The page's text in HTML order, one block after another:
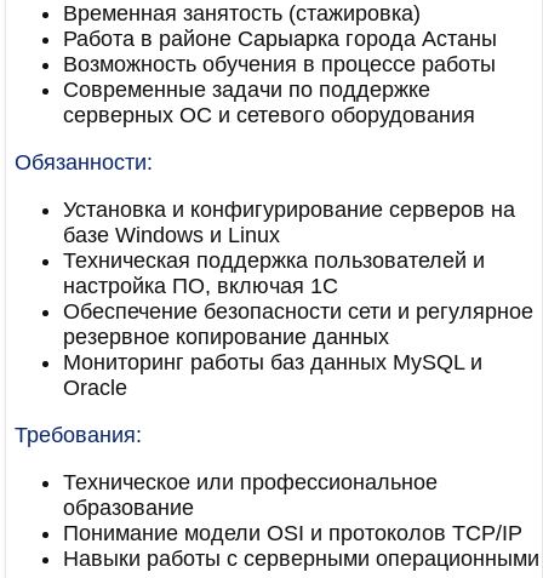
Временная занятость (стажировка)
Работа в районе Сарыарка города Астаны
Возможность обучения в процессе работы
Современные задачи по поддержке
серверных ОС и сетевого оборудования
Обязанности:
Установка и конфигурирование серверов на
базе Windows и Linux
Техническая поддержка пользователей и
настройка ПО, включая 1С
Обеспечение безопасности сети и регулярное
резервное копирование данных
Мониторинг работы баз данных MySQL и
Oracle
Требования:
Техническое или профессиональное
образование
Понимание модели OSI и протоколов TCP/IP
Навыки работы с серверными операционными